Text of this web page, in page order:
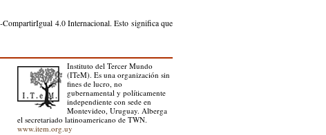
4.0 Internacional. Esto significa que
Instituto del Tercer Mundo
(ITeM). Es una organización sin
fines de lucro, no
gubernamental y políticamente
independiente con sede en
Montevideo, Uruguay. Alberga
el secretariado latinoamericano de TWN.
www.item.org.uy